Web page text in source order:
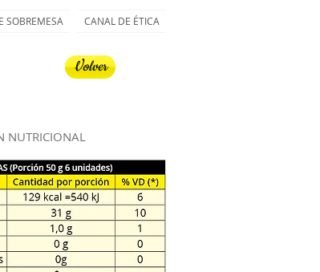
SOBREMESA CANAL DE ÉTICA
Volver
NUTRICIONAL